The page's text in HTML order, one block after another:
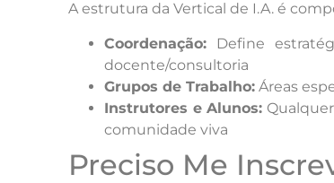
A estrutura da Vertical de I.A. é
Coordenação: Define
docente/consultoria
Grupos de Trabalho: Áreas
Instrutores e Alunos:
comunidade viva
Preciso Me